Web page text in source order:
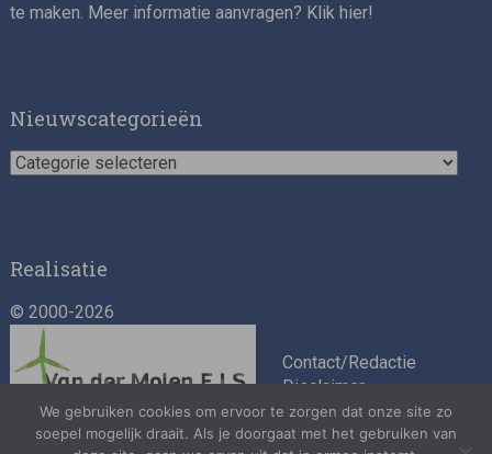
te maken. Meer informatie aanvragen? Klik hier!
Nieuwscategorieën
Nieuwscategorieën
Realisatie
© 2000-2026
Contact/Redactie
Disclaimer
Algemene
voorwaarden
We gebruiken cookies om ervoor te zorgen dat onze site zo
soepel mogelijk draait. Als je doorgaat met het gebruiken van